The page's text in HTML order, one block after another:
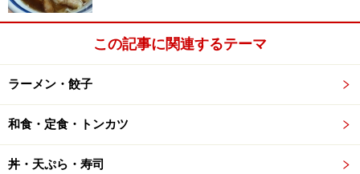
さて、お待ちかねの
そります。頬張れば、外側はかなり香ばしい揚げ上がり
で、豆の甘みが口いっぱいに広がって行きます。ピタパ
この記事に関連するテーマ
ラーメン・餃子
和食・定食・トンカツ
丼・天ぷら・寿司